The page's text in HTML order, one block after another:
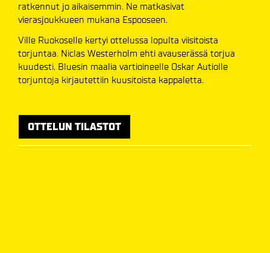
ratkennut jo aikaisemmin. Ne matkasivat
vierasjoukkueen mukana Espooseen.
Ville Ruokoselle kertyi ottelussa lopulta viisitoista
torjuntaa. Niclas Westerholm ehti avauserässä torjua
kuudesti. Bluesin maalia vartioineelle Oskar Autiolle
torjuntoja kirjautettiin kuusitoista kappaletta.
OTTELUN TILASTOT